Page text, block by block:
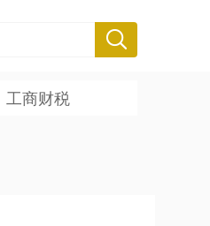
工商财税